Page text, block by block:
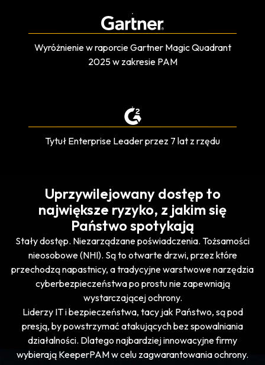
Wyróżnienie w raporcie Gartner Magic Quadrant
2025 w zakresie PAM
Tytuł Enterprise Leader przez 7 lat z rzędu
Uprzywilejowany dostęp to
największe ryzyko, z jakim się
Państwo spotykają
Stały dostęp. Niezarządzane poświadczenia. Tożsamości
nieosobowe (NHI). Są to otwarte drzwi, przez które
przechodzą napastnicy, a tradycyjne warstwowe narzędzia
cyberbezpieczeństwa po prostu nie zapewniają
wystarczającej ochrony.
Liderzy IT i bezpieczeństwa, tacy jak Państwo, są pod
presją, by powstrzymać atakujących bez spowalniania
działalności. Dlatego najbardziej innowacyjne firmy
wybierają KeeperPAM w celu zagwarantowania ochrony.